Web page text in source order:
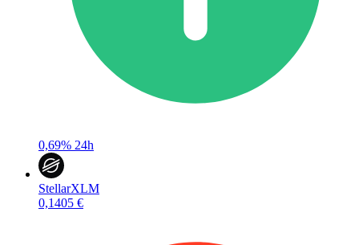
0,69% 24h
StellarXLM
0,1405 €